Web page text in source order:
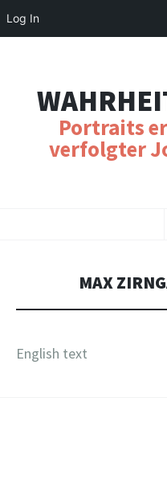
Portraits
verfolgter
MAX
English text
Log In